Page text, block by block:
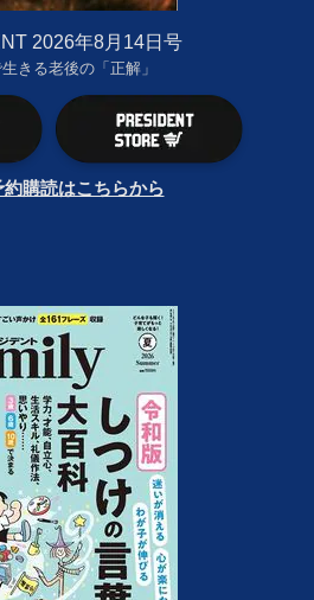
2026年8月14日号
きる老後の「正解」
購読はこちらから